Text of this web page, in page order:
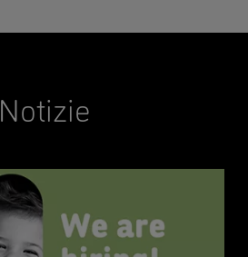
Notizie